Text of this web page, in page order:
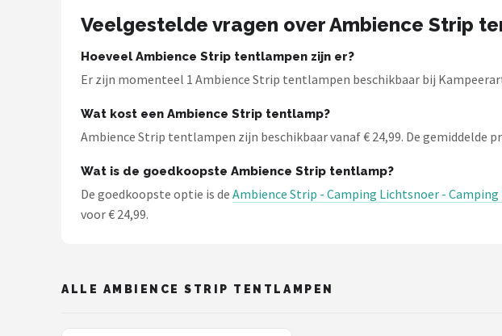
LifeGoods
Bo-Camp
Gimeg
Veelgestelde vragen over Ambience Strip
Hoeveel Ambience Strip tentlampen zijn er?
Er zijn momenteel 1 Ambience Strip tentlampen beschikbaar bij
Wat kost een Ambience Strip tentlamp?
Ambience Strip tentlampen zijn beschikbaar vanaf € 24,99. De gemiddelde
Wat is de goedkoopste Ambience Strip tentlamp?
De goedkoopste optie is de Ambience Strip - Camping Lichtsnoer -
voor € 24,99.
ALLE AMBIENCE STRIP TENTLAMPEN